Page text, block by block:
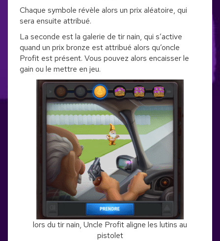
Chaque symbole révèle alors un prix aléatoire, qui
sera ensuite attribué.
La seconde est la galerie de tir nain, qui s’active
quand un prix bronze est attribué alors qu’oncle
Profit est présent. Vous pouvez alors encaisser le
gain ou le mettre en jeu.
lors du tir nain, Uncle Profit aligne les lutins au
pistolet